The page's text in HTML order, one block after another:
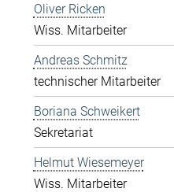
Oliver Ricken
Wiss. Mitarbeiter
Andreas Schmitz
technischer Mitarbeiter
Boriana Schweikert
Sekretariat
Helmut Wiesemeyer
Wiss. Mitarbeiter